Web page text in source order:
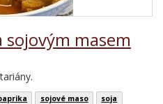
sojovým masem
sojové maso soja